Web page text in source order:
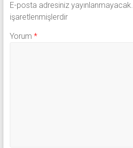
E-posta adresiniz yayınlanmayacak.
işaretlenmişlerdir
Yorum *